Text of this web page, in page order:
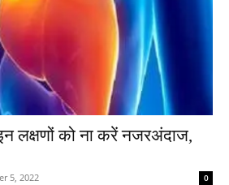
लक्षणों को ना करें नजरअंदाज,
5, 2022 0